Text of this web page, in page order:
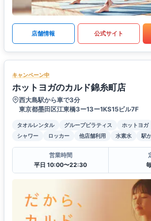
店舗情報 公式サイト
キャンペーン中
ホットヨガのカルド錦糸町店
西大島駅から車で3分
東京都墨田区江東橋3ー13ー1KS15ビル7F
タオルレンタル グループピラティス ホットヨガ
シャワー
ロッカー 他店舗利用 水素水 駅
営業時間
平日 10:00〜22:30